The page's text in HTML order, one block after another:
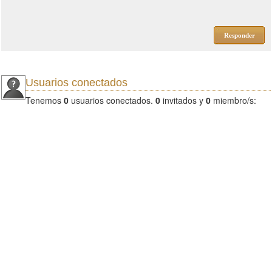
Responder
Usuarios conectados
Tenemos 0 usuarios conectados. 0 invitados y 0 miembro/s: